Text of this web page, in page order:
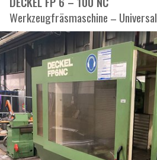
Werkzeugfräsmaschine – Universal